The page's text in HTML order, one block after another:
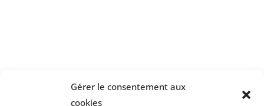
Gérer le consentement aux
cookies